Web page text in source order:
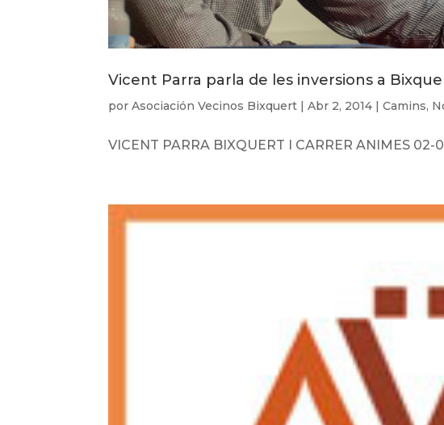
Vicent Parra parla de les inversions a
porAsociación Vecinos Bixquert |Abr 2, 2014 |Camins,
VICENT PARRA BIXQUERT I CARRER ANIMES